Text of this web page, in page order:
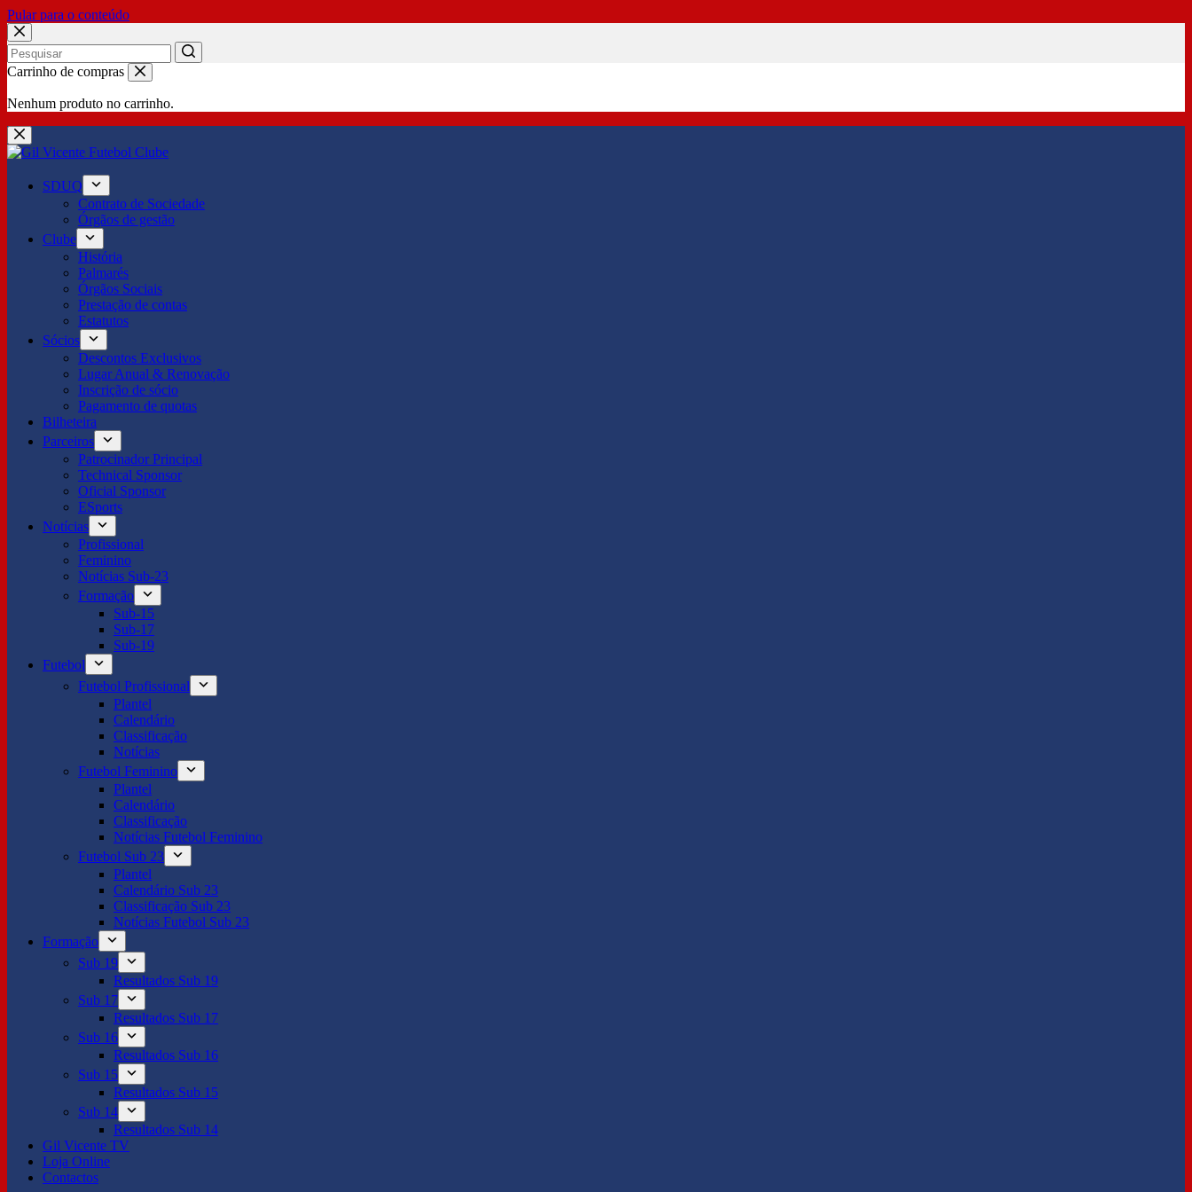
Pular para o conteúdo
No
Carrinho de compras
Nenhum produto no carrinho.
SDUQ
Contrato de Sociedade
Órgãos de gestão
Clube
História
Palmarés
Órgãos Sociais
Prestação de contas
Estatutos
Sócios
Descontos Exclusivos
Lugar Anual & Renovação
Inscrição de sócio
Pagamento de quotas
Bilheteira
Parceiros
Patrocinador Principal
Technical Sponsor
Oficial Sponsor
ESports
Notícias
Profissional
Feminino
Notícias Sub-23
Formação
Sub-15
Sub-17
Sub-19
Futebol
Futebol Profissional
Plantel
Calendário
Classificação
Notícias
Futebol Feminino
Plantel
Calendário
Classificação
Notícias Futebol Feminino
Futebol Sub 23
Plantel
Calendário Sub 23
Classificação Sub 23
Notícias Futebol Sub 23
Formação
Sub 19
Resultados Sub 19
Sub 17
Resultados Sub 17
Sub 16
Resultados Sub 16
Sub 15
Resultados Sub 15
Sub 14
Resultados Sub 14
Gil Vicente TV
Loja Online
Contactos